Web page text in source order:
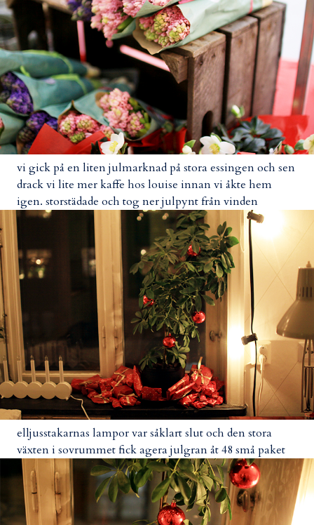
vi gick på en liten julmarknad på stora essingen och sen
drack vi lite mer kaffe hos louise innan vi åkte hem
igen. storstädade och tog ner julpynt från vinden
elljusstakarnas lampor var såklart slut och den stora
växten i sovrummet fick agera julgran åt 48 små paket